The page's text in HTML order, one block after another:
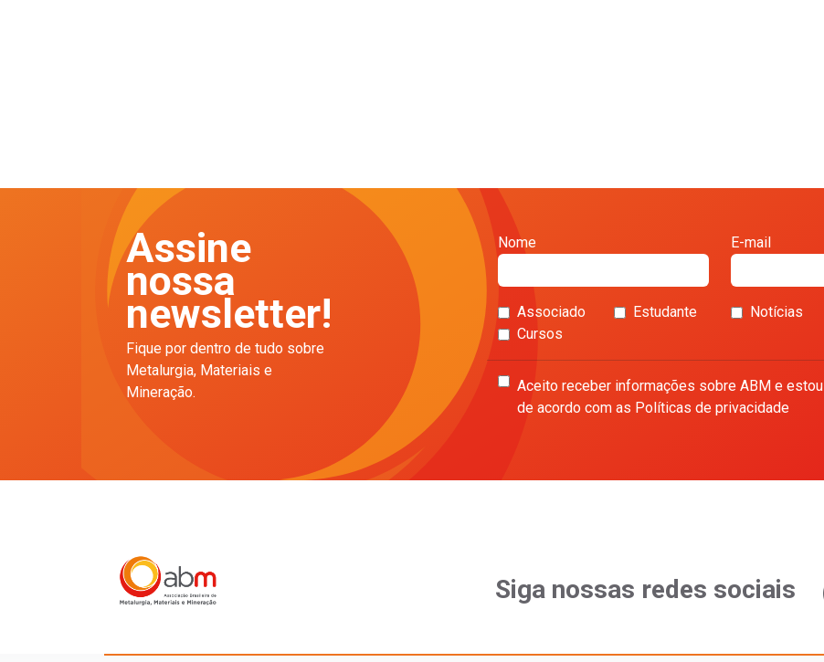
Assine
nossa
newsletter!
Fique por dentro de tudo sobre
Metalurgia, Materiais e
Mineração.
Nome E-mail
Associado Estudante Notícias
Cursos
Aceito receber informações sobre ABM e estou
de acordo com as Políticas de privacidade
Siga nossas redes sociais